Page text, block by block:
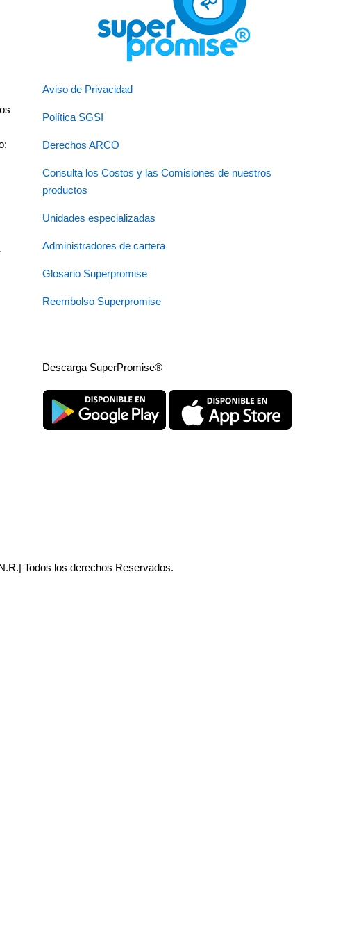
Aviso de Privacidad
Política SGSI
Derechos ARCO
Consulta los Costos y las Comisiones de nuestros
productos
Unidades especializadas
Administradores de cartera
Glosario Superpromise
Reembolso Superpromise
Descarga SuperPromise®
Todos los derechos Reservados.